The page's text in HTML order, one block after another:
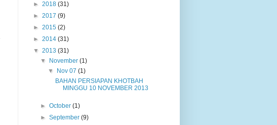
► 2018 (31)
► 2017 (9)
► 2015 (2)
► 2014 (31)
▼ 2013 (31)
▼
November(1)
▼
Nov 07 (1)
BAHAN PERSIAPAN KHOTBAH
MINGGU 10 NOVEMBER 2013
►October(1)
►September(9)